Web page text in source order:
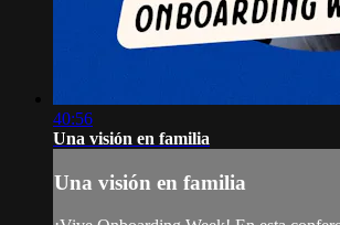
40:56
Una visión en familia
Una visión en familia